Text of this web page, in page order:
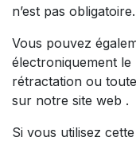
n’est pas obligatoire.
Vous pouvez
électroniquement
rétractation ou
sur notre site web .
Si vous utilisez